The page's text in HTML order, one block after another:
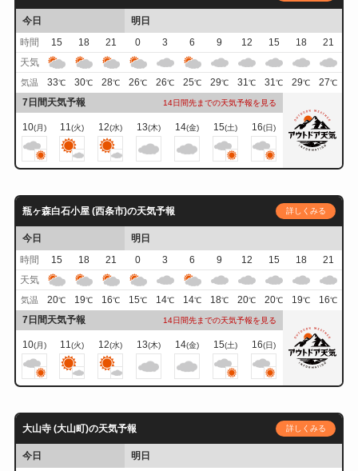
今日
明日
時間
15 18 21 0 3 6 9 12 15 18
21
天気
気温 33℃ 30℃ 28℃ 26℃ 26℃ 25℃ 29℃ 31℃ 31℃ 29℃ 27℃
7日間天気予報 14日間先までの天気予報を見る
10(月) 11(火) 12(水) 13(木) 14(金) 15(土) 16(日)
瓶ヶ森白石小屋 (西条市)の天気予報 詳しくみる
今日
明日
時間
15 18 21 0 3 6 9 12 15 18
21
天気
気温 20℃ 19℃ 16℃ 15℃ 14℃ 14℃ 18℃ 20℃ 20℃ 19℃ 16℃
7日間天気予報 14日間先までの天気予報を見る
10(月) 11(火) 12(水) 13(木) 14(金) 15(土) 16(日)
大山寺 (大山町)の天気予報 詳しくみる
今日
明日